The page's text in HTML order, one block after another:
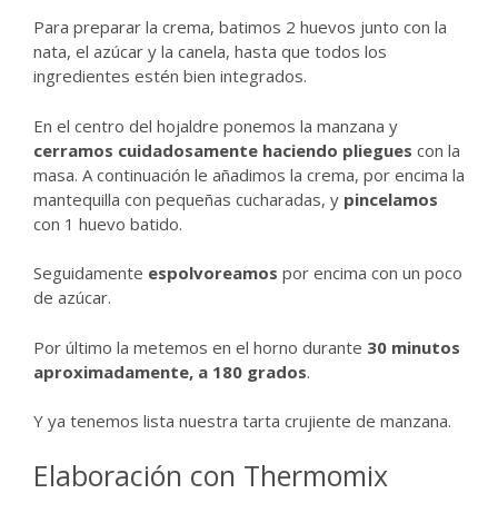
Para preparar la crema, batimos 2 huevos junto con la
nata, el azúcar y la canela, hasta que todos los
ingredientes estén bien integrados.
En el centro del hojaldre ponemos la manzana y
cerramos cuidadosamente haciendo pliegues con la
masa. A continuación le añadimos la crema, por encima la
mantequilla con pequeñas cucharadas, y pincelamos
con 1 huevo batido.
Seguidamente espolvoreamos por encima con un poco
de azúcar.
Por último la metemos en el horno durante 30 minutos
aproximadamente, a 180 grados.
Y ya tenemos lista nuestra tarta crujiente de manzana.
Elaboración con Thermomix